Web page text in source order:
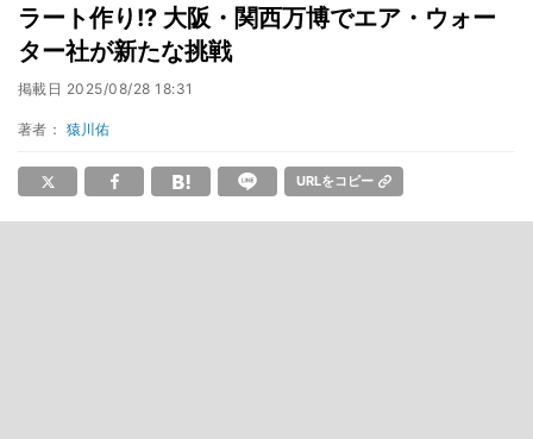
ラート作り!? 大阪・関西万博でエア・ウォー
ター社が新たな挑戦
掲載日 2025/08/28 18:31
著者： 猿川佑
URLをコピー